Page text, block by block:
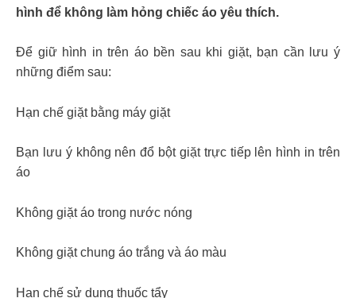
hình để không làm hỏng chiếc áo yêu thích.
Để giữ hình in trên áo bền sau khi giặt, bạn cần lưu ý
những điểm sau:
Hạn chế giặt bằng máy giặt
Bạn lưu ý không nên đổ bột giặt trực tiếp lên hình in trên
áo
Không giặt áo trong nước nóng
Không giặt chung áo trắng và áo màu
Hạn chế sử dụng thuốc tẩy